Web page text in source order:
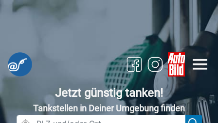
Jetzt günstig tanken!
Tankstellen in Deiner Umgebung finden